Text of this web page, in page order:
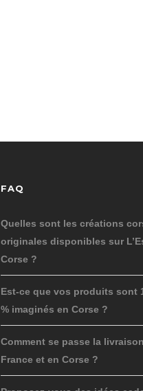
FAQ
Quelles sont les créations
originales disponibles sur
Corse ?
Est-ce que vos produits sont
% imaginés en Corse ?
Comment se passe la
France et en Corse ?